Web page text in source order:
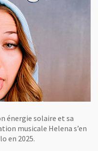
énergie solaire et sa
musicale Helena s’en
en 2025.